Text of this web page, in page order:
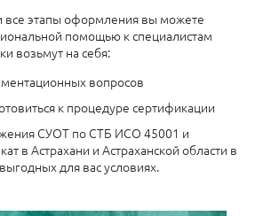
все этапы оформления вы можете
помощью к специалистам
возьмут на себя:
вопросов
к процедуре сертификации
СУОТ по СТБ ИСО 45001 и
в Астрахани и Астраханской области в
для вас условиях.